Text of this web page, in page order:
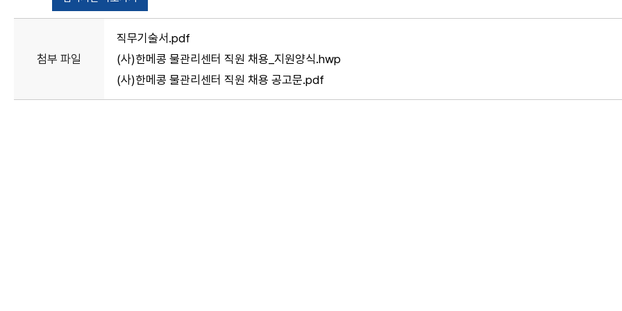
첨부 파일
직무기술서.pdf
(사)한메콩 물관리센터 직원 채용_지원양식.hwp
(사)한메콩 물관리센터 직원 채용 공고문.pdf